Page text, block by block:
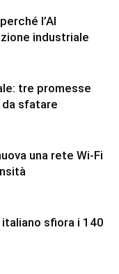
l’AI
industriale
tre promesse
sfatare
una rete Wi-Fi
sfiora i 140